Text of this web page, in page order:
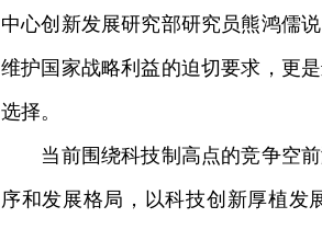
中心创新发展研究部研究员熊鸿儒
维护国家战略利益的迫切要求，更
选择。
当前围绕科技制高点的竞争空前
序和发展格局，以科技创新厚植发